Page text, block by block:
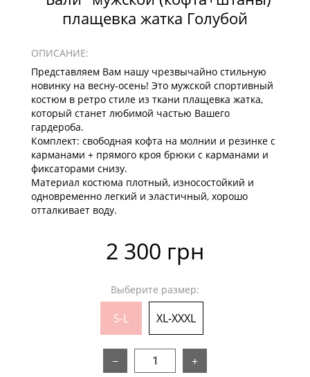
плащевка жатка Голубой
ОПИСАНИЕ:
Представляем Вам нашу чрезвычайно стильную
новинку на весну-осень! Это мужской спортивный
костюм в ретро стиле из ткани плащевка жатка,
который станет любимой частью Вашего
гардероба.
Комплект: свободная кофта на молнии и резинке с
карманами + прямого кроя брюки с карманами и
фиксаторами снизу.
Материал костюма плотный, износостойкий и
одновременно легкий и эластичный, хорошо
отталкивает воду.
2 300 грн
Выберите размер:
S-L XL-XXXL
− +